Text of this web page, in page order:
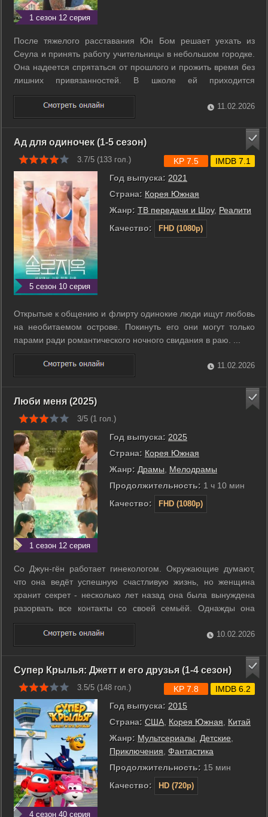
1 сезон 12 серия
После тяжелого расставания Юн Бом решает уехать из
Сеула и принять работу учительницы в небольшом городке.
Она надеется спрятаться от прошлого и прожить время без
лишних привязанностей. В школе ей приходится
сталкиваться с замкнутым коллективом и постоянными
слухами, которые быстро расползаются среди местных. Юн
Бом старается держаться в стороне и ...
11.02.2026
Ад для одиночек (1-5 сезон)
3.7/5 (133 гол.)
5 сезон 10 серия
Год выпуска: 2021
Страна: Корея Южная
Жанр: ТВ передачи и Шоу, Реалити
Качество:
FHD (1080p)
KP 7.5 IMDB 7.1
Открытые к общению и флирту одинокие люди ищут любовь
на необитаемом острове. Покинуть его они могут только
парами ради романтического ночного свидания в раю. ...
11.02.2026
Люби меня (2025)
3/5 (1 гол.)
1 сезон 12 серия
Год выпуска: 2025
Страна: Корея Южная
Жанр: Драмы
Мелодрамы
Продолжительность: 1 ч 10 мин
Качество:
FHD (1080p)
Со Джун-гён работает гинекологом. Окружающие думают,
что она ведёт успешную счастливую жизнь, но женщина
хранит секрет - несколько лет назад она была вынуждена
разорвать все контакты со своей семьёй. Однажды она
встречает мужчину, который положит конец её одиночеству.
10.02.2026
Супер Крылья: Джетт и его друзья (1-4 сезон)
3.5/5 (148 гол.)
4 сезон 40 серия
Год выпуска: 2015
Страна: США, Корея Южная, Китай
Жанр: Мультсериалы, Детские,
Приключения, Фантастика
Продолжительность: 15 мин
Качество:
HD (720p)
KP 7.8 IMDB 6.2